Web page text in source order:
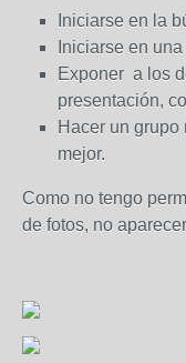
Iniciarse en la
Iniciarse en
Exponer a los
presentación,
Hacer un
mejor.
Como no tengo
de fotos, no